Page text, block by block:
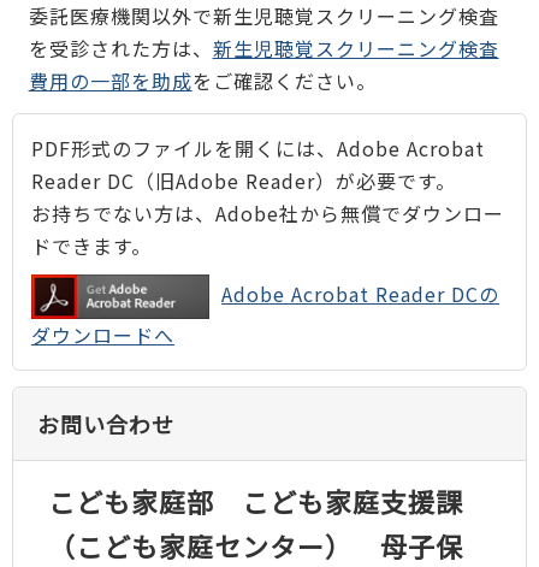
委託医療機関以外で新生児聴覚スクリーニング検査
を受診された方は、 新生児聴覚スクリーニング検査
費用の一部を助成をご確認ください。
PDF形式のファイルを開くには、Adobe Acrobat
Reader DC（旧Adobe Reader）が必要です。
お持ちでない方は、Adobe社から無償でダウンロー
ドできます。
Adobe Acrobat Reader DCの
ダウンロードへ
お問い合わせ
こども家庭部 こども家庭支援課
（こども家庭センター） 母子保